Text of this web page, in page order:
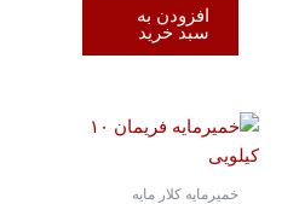
افزودن به
سبد خرید
خمیرمایه کلار مایه